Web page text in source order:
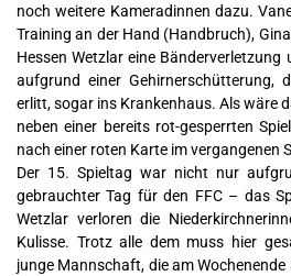
noch weitere Kameradinnen dazu.
Training an der Hand (Handbruch),
Hessen Wetzlar eine
aufgrund einer Gehirnerschütterung,
erlitt, sogar ins Krankenhaus. Als wäre
neben einer bereits rot-gesperrten
nach einer roten Karte im vergangenen
Der 15. Spieltag war nicht nur
gebrauchter Tag für den FFC – das
Wetzlar verloren die
Kulisse. Trotz alle dem muss hier
junge Mannschaft, die am